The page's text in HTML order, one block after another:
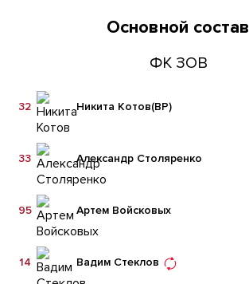
Основной состав
ФК ЗОВ
Никита Котов(ВР)
32
Александр Столяренко
33
Артем Войсковых
95
Вадим Стеклов
14